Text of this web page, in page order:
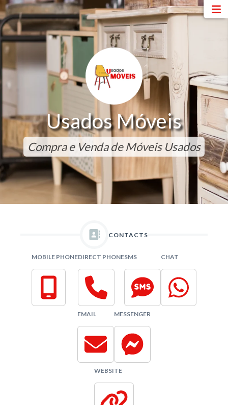
Usados Móveis
Compra e Venda de Móveis Usados
CONTACTS
MOBILE PHONEDIRECT PHONESMS CHAT
EMAIL MESSENGER
WEBSITE